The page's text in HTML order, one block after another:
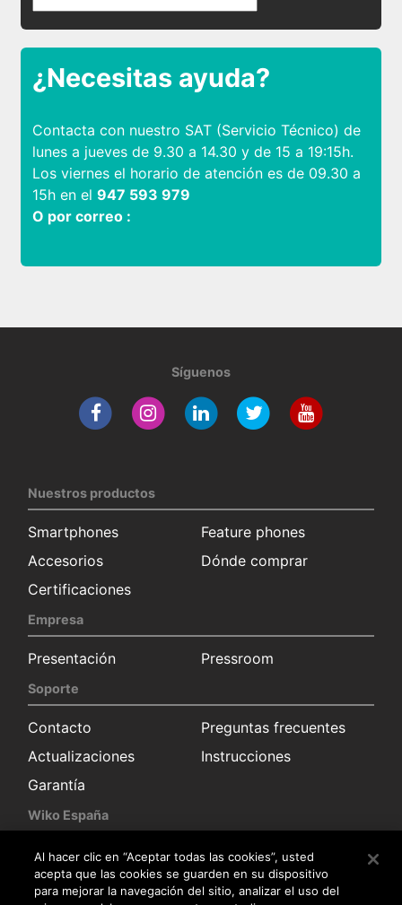
¿Necesitas ayuda?
Contacta con nuestro SAT (Servicio Técnico) de
lunes a jueves de 9.30 a 14.30 y de 15 a 19:15h.
Los viernes el horario de atención es de 09.30 a
15h en el 947 593 979
O por correo :
Síguenos
Nuestros productos
Smartphones
Feature phones
Accesorios
Dónde comprar
Certificaciones
Empresa
Presentación Pressroom
Soporte
Contacto
Preguntas frecuentes
Actualizaciones
Instrucciones
Garantía
Wiko España
Solicitud información
Sala de prensa
Distribuidores
Al hacer clic en “Aceptar todas las cookies”, usted
acepta que las cookies se guarden en su dispositivo
para mejorar la navegación del sitio, analizar el uso del